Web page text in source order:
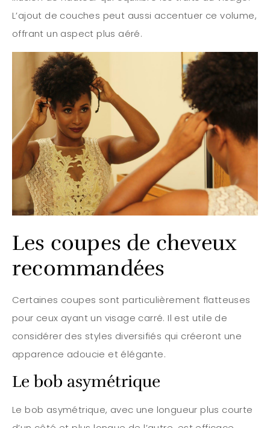
L’ajout de couches peut aussi accentuer ce volume,
offrant un aspect plus aéré.
Les coupes de cheveux
recommandées
Certaines coupes sont particulièrement flatteuses
pour ceux ayant un visage carré. Il est utile de
considérer des styles diversifiés qui créeront une
apparence adoucie et élégante.
Le bob asymétrique
Le bob asymétrique, avec une longueur plus courte